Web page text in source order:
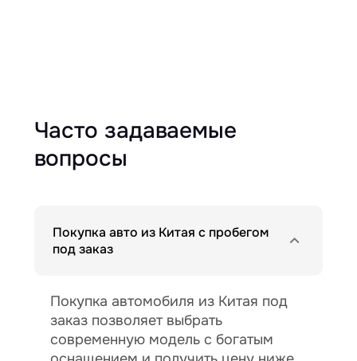
Часто задаваемые
вопросы
Покупка авто из Китая с пробегом
под заказ
Покупка автомобиля из Китая под
заказ позволяет выбрать
современную модель с богатым